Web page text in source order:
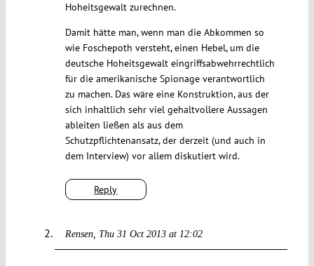
Reply
Hoheitsgewalt zurechnen.
Damit hätte man, wenn man die Abkommen so
wie Foschepoth versteht, einen Hebel, um die
deutsche Hoheitsgewalt eingriffsabwehrrechtlich
für die amerikanische Spionage verantwortlich
zu machen. Das wäre eine Konstruktion, aus der
sich inhaltlich sehr viel gehaltvollere Aussagen
ableiten ließen als aus dem
Schutzpflichtenansatz, der derzeit (und auch in
dem Interview) vor allem diskutiert wird.
Rensen Thu 31 Oct 2013 at 12:02